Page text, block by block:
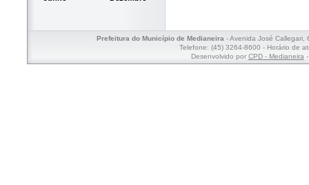
Prefeitura do Município de Medianeira- Avenida José Callegari,
Telefone: (45) 3264-8600 - Horário de
Desenvolvido por CPD - Medianeira-